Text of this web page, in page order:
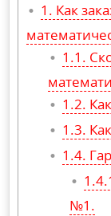
Как
№1.